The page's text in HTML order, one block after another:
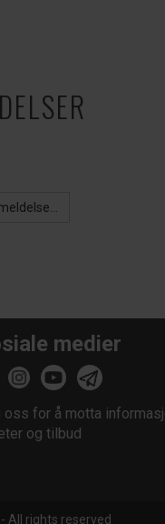
medier
for å motta
og tilbud
All rights reserved